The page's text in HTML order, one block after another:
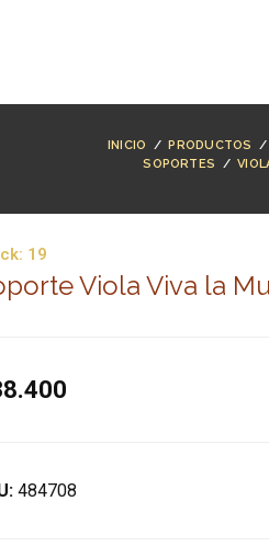
INICIO / PRODUCTOS /
SOPORTES /
19
Viola Viva la
484708